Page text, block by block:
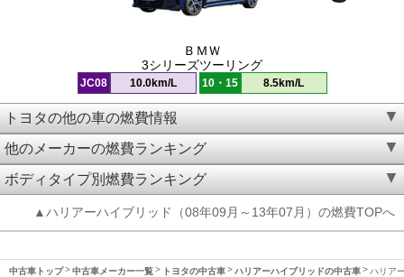
ＢＭＷ
3シリーズツーリング
JC08 10.0km/L 10・15 8.5km/L
トヨタの他の車の燃費情報
他のメーカーの燃費ランキング
ボディタイプ別燃費ランキング
▲ハリアーハイブリッド（08年09月～13年07月）の燃費TOPへ
中古車トップ 中古車メーカー一覧 トヨタの中古車 ハリアーハイブリッドの中古車 ハリア